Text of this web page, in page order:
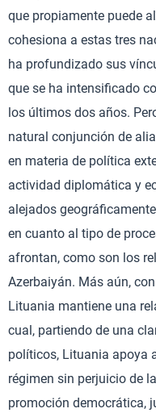
que propiamente puede
cohesiona a estas tres
ha profundizado sus
que se ha intensificado
los últimos dos años.
natural conjunción de
en materia de política
actividad diplomática y
alejados
en cuanto al tipo de
afrontan, como son los
Azerbaiyán. Más aún,
Lituania mantiene una
cual, partiendo de una
políticos, Lituania apoya
régimen sin perjuicio de
promoción democrática,